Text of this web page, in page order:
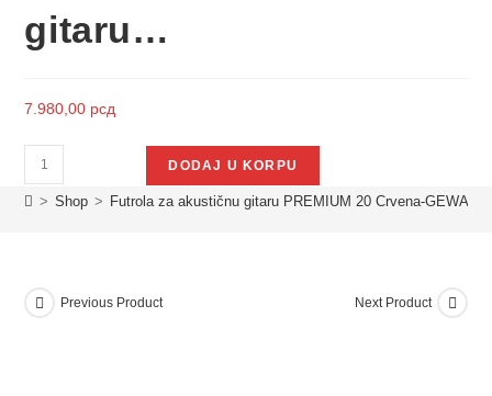
gitaru…
7.980,00 рсд
DODAJ U KORPU
> Shop > Futrola za akustičnu gitaru PREMIUM 20 Crvena-GEWA
Previous Product Next Product